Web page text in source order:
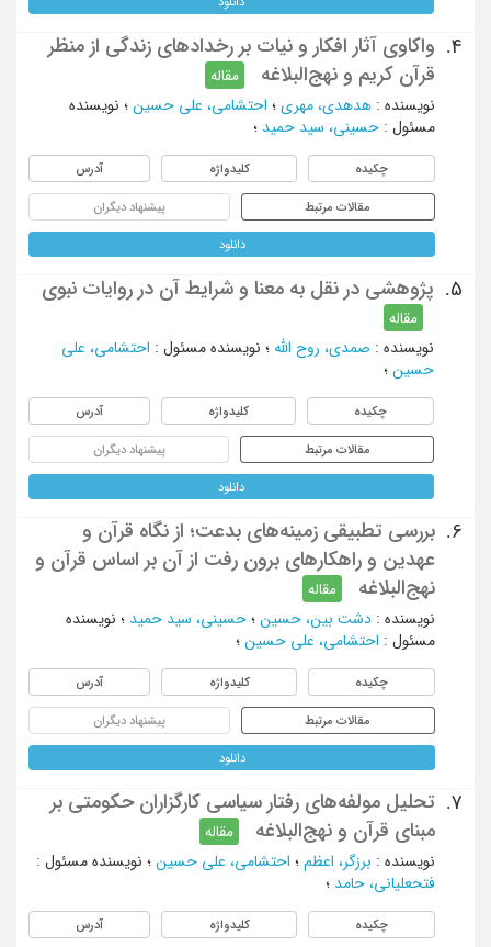
4.
واکاوی آثار افکار و نیات بر رخدادهای زندگی از منظر
قرآن کریم و نهج‌البلاغه
مقاله
نویسنده : هدهدی، مهری ؛ احتشامی، علی حسین ؛ نویسنده
مسئول : حسینی، سید حمید ؛
چکیده کلیدواژه آدرس
مقالات مرتبط پیشنهاد دیگران
دانلود
5. پژوهشی در نقل به معنا و شرایط آن در روایات نبوی
مقاله
نویسنده : صمدی، روح الله ؛ نویسنده مسئول : احتشامی، علی
حسین ؛
چکیده کلیدواژه آدرس
مقالات مرتبط پیشنهاد دیگران
دانلود
6.
بررسی تطبیقی زمینه‌های بدعت؛ از نگاه قرآن و
عهدین و راهکار‌های برون رفت از آن بر اساس قرآن و
نهج‌البلاغه
مقاله
نویسنده : دشت بین، حسین ؛ حسینی، سید حمید ؛ نویسنده
مسئول : احتشامی، علی حسین ؛
چکیده کلیدواژه آدرس
مقالات مرتبط پیشنهاد دیگران
دانلود
7.
تحلیل مولفه‌های رفتار سیاسی کارگزاران حکومتی بر
مبنای قرآن و نهج‌البلاغه
مقاله
نویسنده : برزگر، اعظم ؛ احتشامی، علی حسین ؛ نویسنده مسئول :
فتحعلیانی، حامد ؛
چکیده کلیدواژه آدرس